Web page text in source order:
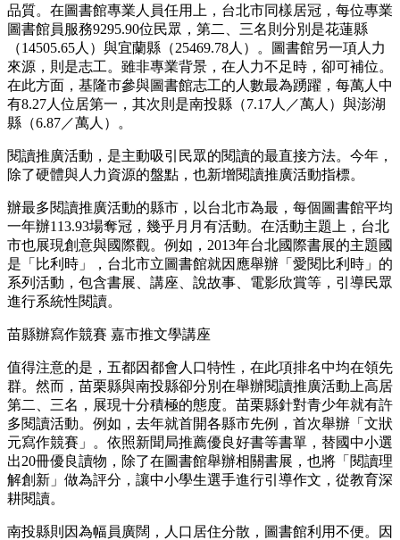
品質。在圖書館專業人員任用上，台北市同樣居冠，每位專業
圖書館員服務9295.90位民眾，第二、三名則分別是花蓮縣
（14505.65人）與宜蘭縣（25469.78人）。圖書館另一項人力
來源，則是志工。雖非專業背景，在人力不足時，卻可補位。
在此方面，基隆市參與圖書館志工的人數最為踴躍，每萬人中
有8.27人位居第一，其次則是南投縣（7.17人／萬人）與澎湖
縣（6.87／萬人）。
閱讀推廣活動，是主動吸引民眾的閱讀的最直接方法。今年，
除了硬體與人力資源的盤點，也新增閱讀推廣活動指標。
辦最多閱讀推廣活動的縣市，以台北市為最，每個圖書館平均
一年辦113.93場奪冠，幾乎月月有活動。在活動主題上，台北
市也展現創意與國際觀。例如，2013年台北國際書展的主題國
是「比利時」，台北市立圖書館就因應舉辦「愛閱比利時」的
系列活動，包含書展、講座、說故事、電影欣賞等，引導民眾
進行系統性閱讀。
苗縣辦寫作競賽 嘉市推文學講座
值得注意的是，五都因都會人口特性，在此項排名中均在領先
群。然而，苗栗縣與南投縣卻分別在舉辦閱讀推廣活動上高居
第二、三名，展現十分積極的態度。苗栗縣針對青少年就有許
多閱讀活動。例如，去年就首開各縣市先例，首次舉辦「文狀
元寫作競賽」。依照新聞局推薦優良好書等書單，替國中小選
出20冊優良讀物，除了在圖書館舉辦相關書展，也將「閱讀理
解創新」做為評分，讓中小學生選手進行引導作文，從教育深
耕閱讀。
南投縣則因為幅員廣闊，人口居住分散，圖書館利用不便。因